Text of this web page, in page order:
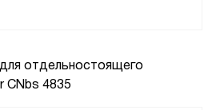
отдельностоящего
CNbs 4835